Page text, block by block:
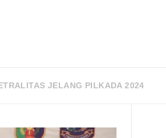
JELANG PILKADA 2024